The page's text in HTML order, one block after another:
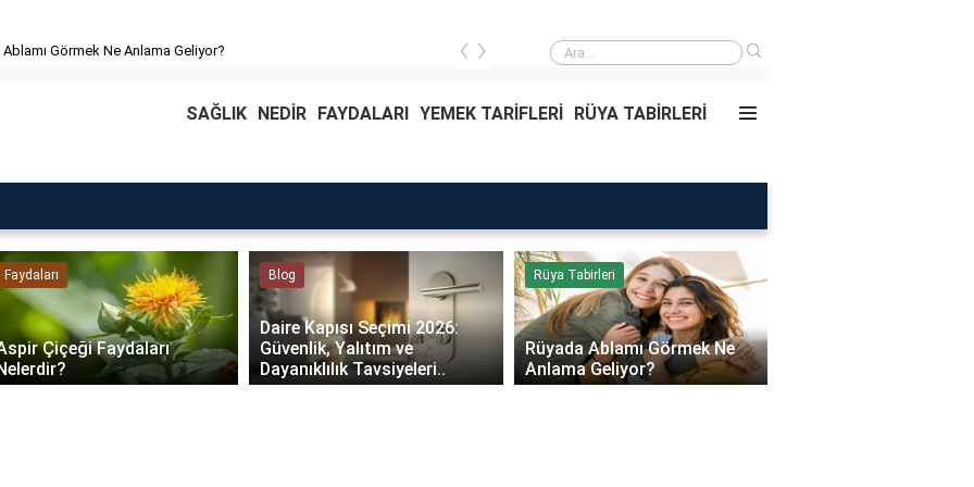
Görmek Ne Anlama Geliyor? Rüyada Ablamı Görmek Ne Anlama Geliyor?
‹ ›
SAĞLIK NEDİR FAYDALARI YEMEK TARİFLERİ RÜYA TABİRLERİ
Faydaları
Çiçeği Faydaları
Blog
Daire Kapısı Seçimi 2026:
Güvenlik, Yalıtım ve
Dayanıklılık Tavsiyeleri..
Rüya Tabirleri
Rüyada Ablamı Görmek Ne
Anlama Geliyor?